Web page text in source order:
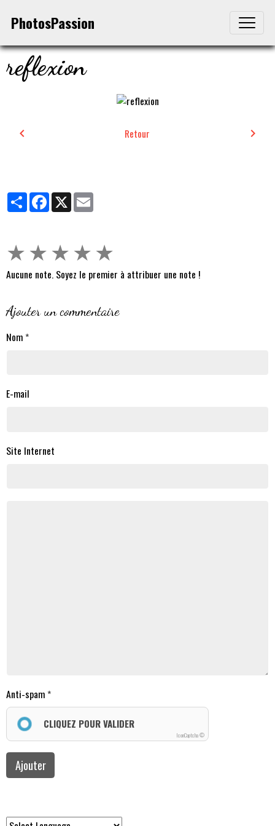
PhotosPassion
reflexion
Retour
PartagerFacebook
X
★★★★★
Aucune note. Soyez le premier à attribuer une note !
Ajouter un commentaire
Nom
E-mail
Site Internet
Anti-spam
CLIQUEZ POUR VALIDER
IconCaptcha ©
Ajouter